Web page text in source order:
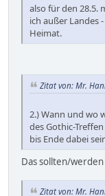
also für den 28.5.
ich außer Landes
Heimat.
Zitat von: Mr.
2.) Wann und wo
des Gothic-
bis Ende dabei
Das sollten/
Zitat von: Mr.